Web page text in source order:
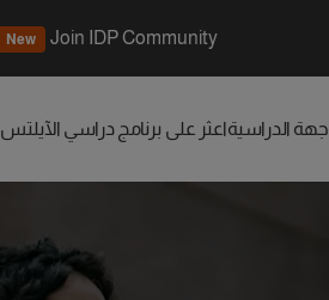
Join IDP Community
New
الدراسيةاعثر على برنامج دراسي الآيلتس